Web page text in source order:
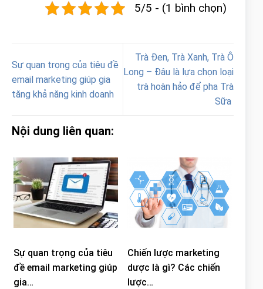
5/5 - (1 bình chọn)
Sự quan trọng của tiêu đề
email marketing giúp gia
tăng khả năng kinh doanh
Trà Đen, Trà Xanh, Trà Ô
Long – Đâu là lựa chọn loại
trà hoàn hảo để pha Trà
Sữa
Nội dung liên quan:
Sự quan trọng của tiêu
đề email marketing giúp
gia…
Chiến lược marketing
dược là gì? Các chiến
lược…